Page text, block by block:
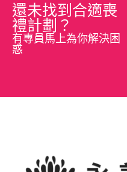
還未找到合適喪
禮計劃？
有專員馬上為你解決困
惑